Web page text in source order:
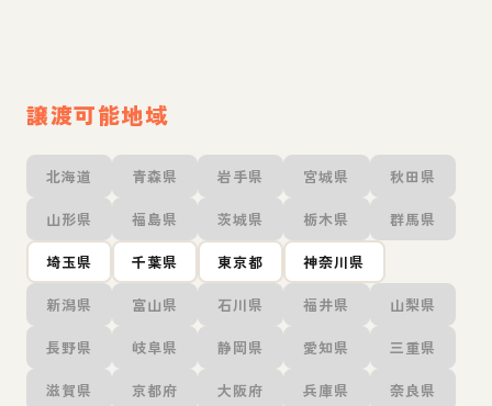
譲渡可能地域
北海道 青森県 岩手県 宮城県 秋田県
山形県 福島県 茨城県 栃木県 群馬県
埼玉県 千葉県 東京都 神奈川県
新潟県 富山県 石川県 福井県 山梨県
長野県 岐阜県 静岡県 愛知県 三重県
滋賀県 京都府 大阪府 兵庫県 奈良県